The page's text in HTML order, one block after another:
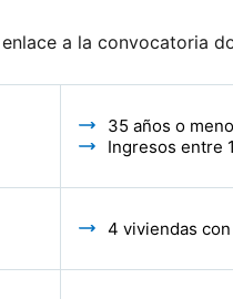
a la convocatoria
35 años o
Ingresos entre
4 viviendas